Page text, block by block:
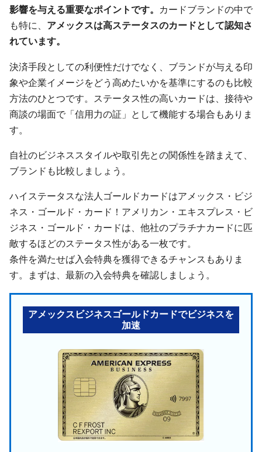
影響を与える重要なポイントです。
カードブランドの中で
も特に、 アメックスは高ステータスのカードとして認知さ
れています。
決済手段としての利便性だけでなく、ブランドが与える印
象や企業イメージをどう高めたいかを基準にするのも比較
方法のひとつです。ステータス性の高いカードは、接待や
商談の場面で「信用力の証」として機能する場合もありま
す。
自社のビジネススタイルや取引先との関係性を踏まえて、
ブランドも比較しましょう。
ハイステータスな法人ゴールドカードはアメックス・ビジ
ネス・ゴールド・カード！アメリカン・エキスプレス・ビ
ジネス・ゴールド・カードは、他社のプラチナカードに匹
敵するほどのステータス性がある一枚です。
条件を満たせば入会特典を獲得できるチャンスもありま
す。まずは、最新の入会特典を確認しましょう。
アメックスビジネスゴールドカードでビジネスを
加速